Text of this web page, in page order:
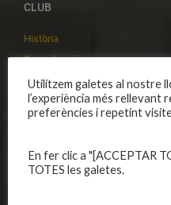
CLUB
Història
Organització
Publicacions
Avís legal
Política de privadesa
Privadesa a les xarxes
Utilitzem galetes al nostre
l’experiència més rellevant
preferències i repetint
En fer clic a "[ACCEPTAR
TOTES les galetes.